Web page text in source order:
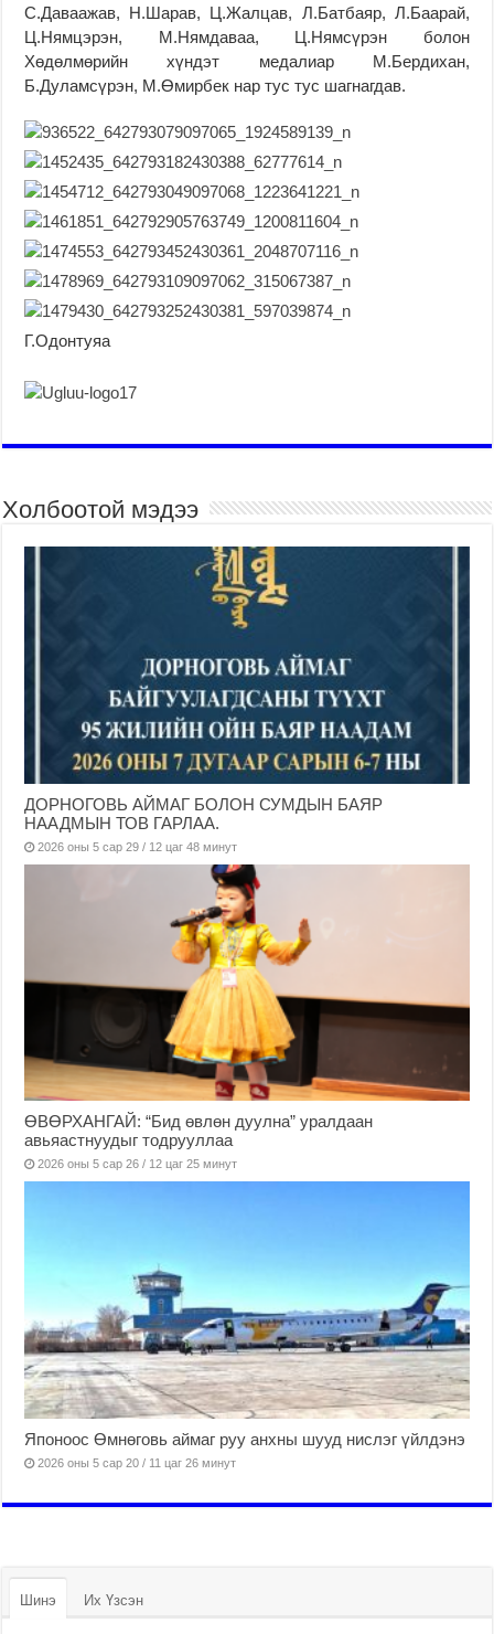
С.Даваажав, Н.Шарав, Ц.Жалцав, Л.Батбаяр, Л.Баарай,
Ц.Нямцэрэн, М.Нямдаваа, Ц.Нямсүрэн болон
Хөдөлмөрийн хүндэт медалиар М.Бердихан,
Б.Дуламсүрэн, М.Өмирбек нар тус тус шагнагдав.
Г.Одонтуяа
Холбоотой мэдээ
ДОРНОГОВЬ АЙМАГ БОЛОН СУМДЫН БАЯР
НААДМЫН ТОВ ГАРЛАА.
2026 оны 5 сар 29 / 12 цаг 48 минут
ӨВӨРХАНГАЙ: “Бид өвлөн дуулна” уралдаан
авьяастнуудыг тодрууллаа
2026 оны 5 сар 26 / 12 цаг 25 минут
Японоос Өмнөговь аймаг руу анхны шууд нислэг үйлдэнэ
2026 оны 5 сар 20 / 11 цаг 26 минут
Шинэ Их Үзсэн